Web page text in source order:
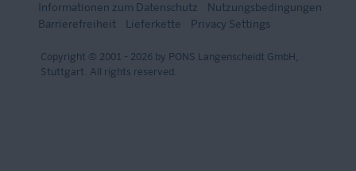
Informationen zum Datenschutz
Nutzungsbedingungen
Barrierefreiheit
Lieferkette Privacy Settings
Copyright © 2001 - 2026 by PONS Langenscheidt GmbH,
Stuttgart. All rights reserved.